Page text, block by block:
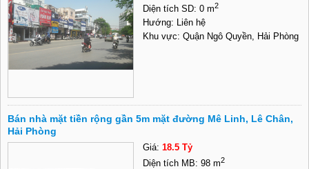
Diện tích SD: 0 m2
Hướng: Liên hệ
Khu vực: Quận Ngô Quyền, Hải Phòng
Bán nhà mặt tiền rộng gần 5m mặt đường Mê Linh, Lê Chân,
Hải Phòng
Giá: 18.5 Tỷ
Diện tích MB: 98 m2